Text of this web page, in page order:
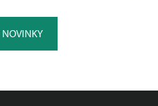
NOVINKY